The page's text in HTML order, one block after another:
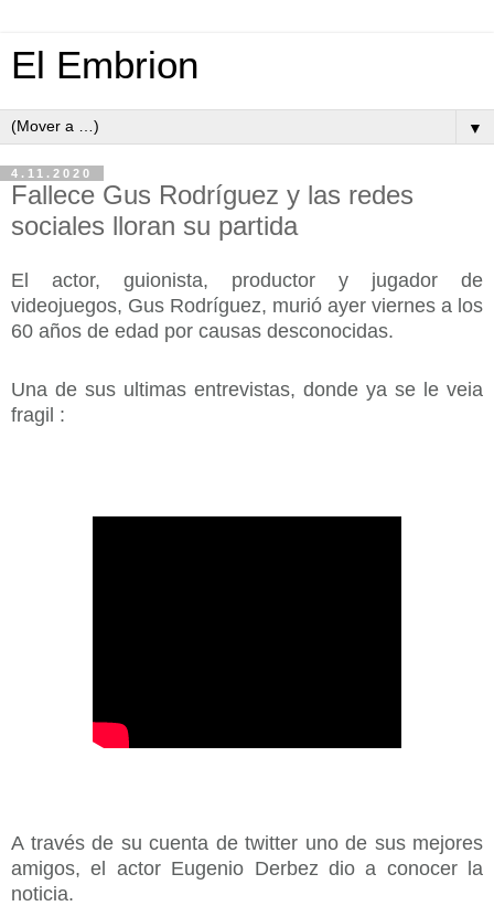
El Embrion
▼
4.11.2020
Fallece Gus Rodríguez y las redes
sociales lloran su partida
El actor, guionista, productor y jugador de
videojuegos, Gus Rodríguez, murió ayer viernes a los
60 años de edad por causas desconocidas.
Una de sus ultimas entrevistas, donde ya se le veia
fragil :
A través de su cuenta de twitter uno de sus mejores
amigos, el actor Eugenio Derbez dio a conocer la
noticia.